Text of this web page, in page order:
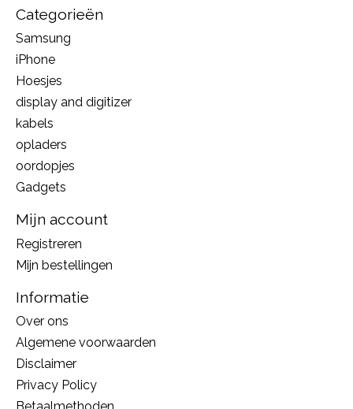
Categorieën
Samsung
iPhone
Hoesjes
display and digitizer
kabels
opladers
oordopjes
Gadgets
Mijn account
Registreren
Mijn bestellingen
Informatie
Over ons
Algemene voorwaarden
Disclaimer
Privacy Policy